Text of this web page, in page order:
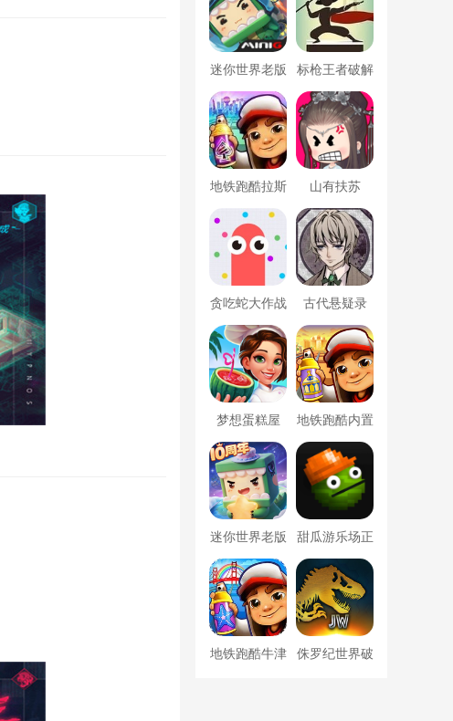
迷你世界老版
本下载
标枪王者破解
版无限金币钻
石内置菜单
地铁跑酷拉斯
维加斯新触控
内置菜单版
山有扶苏
贪吃蛇大作战
破解版
古代悬疑录
梦想蛋糕屋 地铁跑酷内置
菜单版下载
迷你世界老版
本全皮肤全坐
骑
甜瓜游乐场正
版下载
地铁跑酷牛津 侏罗纪世界破